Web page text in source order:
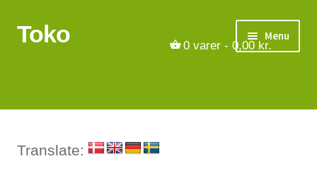
Spring
til
Spring
til
Toko Menu
Put & Take
Tips og triks.
0varer - 0,00 kr.
Translate: